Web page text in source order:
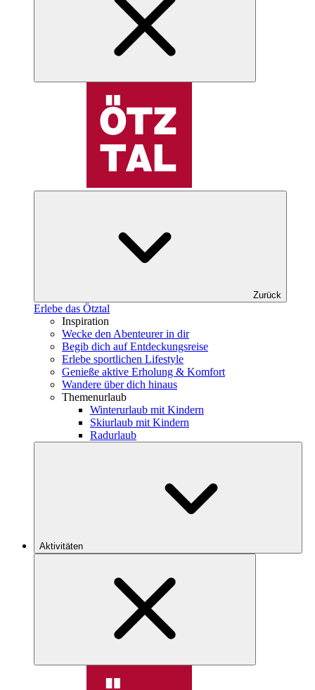
Zurück
Erlebe das Ötztal
Inspiration
Wecke den Abenteurer in dir
Begib dich auf Entdeckungsreise
Erlebe sportlichen Lifestyle
Genieße aktive Erholung & Komfort
Wandere über dich hinaus
Themenurlaub
Winterurlaub mit Kindern
Skiurlaub mit Kindern
Radurlaub
Aktivitäten